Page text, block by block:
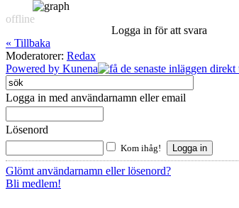
offline
Logga in för att svara
« Tillbaka
Moderatorer: Redax
Powered by Kunena
Logga in med användarnamn eller email
Lösenord
Kom ihåg!
Glömt användarnamn eller lösenord?
Bli medlem!